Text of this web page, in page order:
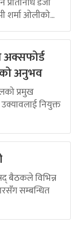
शर्मा ओलीको...
अक्सफोर्ड
अनुभव
प्रमुख
नियुक्त
बैठकले विभिन्न
सम्बन्धित